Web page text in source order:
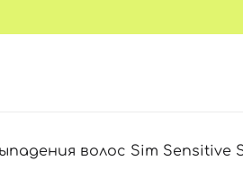
волос Sim Sensitive